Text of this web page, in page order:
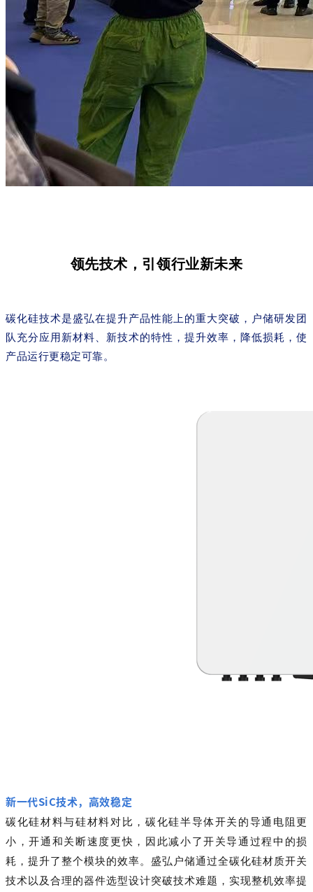
领先技术，引领行业新未来
碳化硅技术是盛弘在提升产品性能上的重大突破，户储研发团
队充分应用新材料、新技术的特性，提升效率，降低损耗，使
产品运行更稳定可靠。
新一代SiC技术，高效稳定
碳化硅材料与硅材料对比，碳化硅半导体开关的导通电阻更
小，开通和关断速度更快，因此减小了开关导通过程中的损
耗，提升了整个模块的效率。盛弘户储通过全碳化硅材质开关
技术以及合理的器件选型设计突破技术难题，实现整机效率提